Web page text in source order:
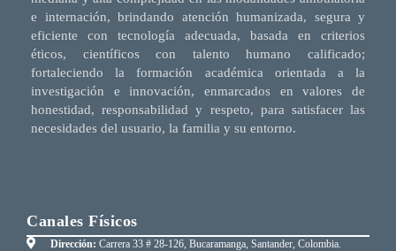
e internación, brindando atención humanizada, segura y
eficiente con tecnología adecuada, basada en criterios
éticos, científicos con talento humano calificado;
fortaleciendo la formación académica orientada a la
investigación e innovación, enmarcados en valores de
honestidad, responsabilidad y respeto, para satisfacer las
necesidades del usuario, la familia y su entorno.
Canales Físicos
Dirección: Carrera 33 # 28-126, Bucaramanga, Santander, Colombia.